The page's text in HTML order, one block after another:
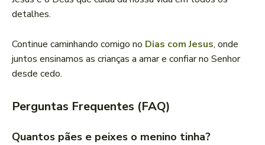
detalhes.
Continue caminhando comigo no Dias com Jesus, onde
juntos ensinamos as crianças a amar e confiar no Senhor
desde cedo.
Perguntas Frequentes (FAQ)
Quantos pães e peixes o menino tinha?